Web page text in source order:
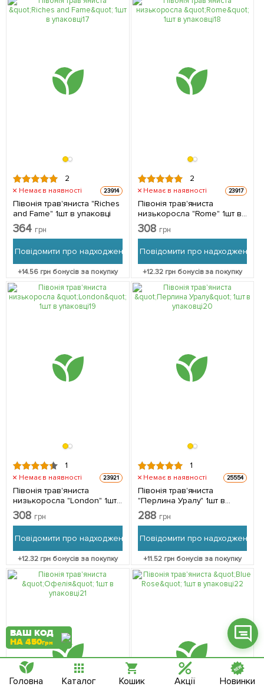
2
Немає в наявності 23914
Півонія трав'яниста "Riches
and Fame" 1шт в упаковці
364 грн
Повідомити про надходження
+14.56грн бонусів за покупку
2
Немає в наявності 23917
Півонія трав'яниста
низькоросла "Rome" 1шт в
упаковці
308 грн
Повідомити про надходження
+12.32грн бонусів за покупку
1
Немає в наявності 23921
Півонія трав'яниста
низькоросла "London" 1шт
в упаковці
308 грн
Повідомити про надходження
+12.32грн бонусів за покупку
1
Немає в наявності 25554
Півонія трав'яниста
"Перлина Уралу" 1шт в
упаковці
288 грн
Повідомити про надходження
+11.52 грн бонусів за покупку
Фейсбук
Вайбер
Інстаграм
Онлайн чат
ВАШ КОД
НА 450грн
Головна Каталог Кошик Акції Новинки